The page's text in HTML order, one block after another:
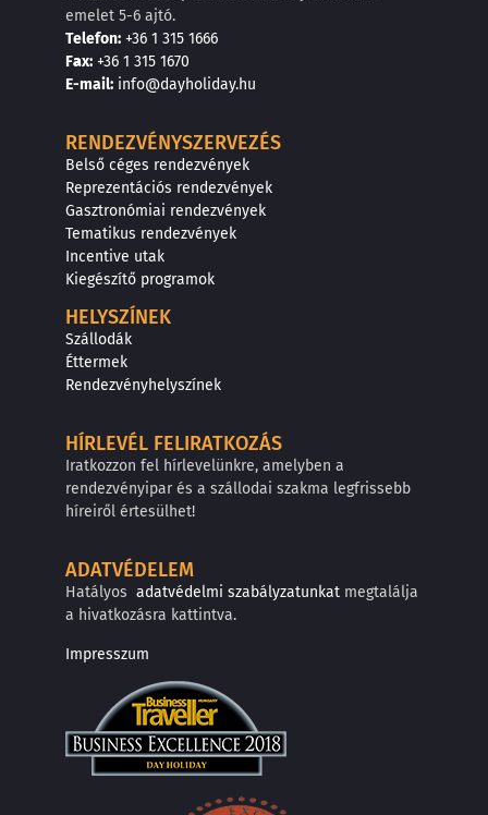
emelet 5-6 ajtó.
Telefon: +36 1 315 1666
Fax: +36 1 315 1670
E-mail: info@dayholiday.hu
RENDEZVÉNYSZERVEZÉS
Belső céges rendezvények
Reprezentációs rendezvények
Gasztronómiai rendezvények
Tematikus rendezvények
Incentive utak
Kiegészítő programok
HELYSZÍNEK
Szállodák
Éttermek
Rendezvényhelyszínek
HÍRLEVÉL FELIRATKOZÁS
Iratkozzon fel hírlevelünkre, amelyben a
rendezvényipar és a szállodai szakma legfrissebb
híreiről értesülhet!
ADATVÉDELEM
Hatályos adatvédelmi szabályzatunkat megtalálja
a hivatkozásra kattintva.
Impresszum